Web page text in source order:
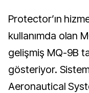
Protector’ın
kullanımda olan
gelişmiş MQ-9B
gösteriyor.
Aeronautical